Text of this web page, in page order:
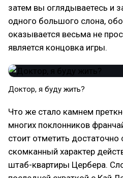
затем вы оглядываетесь и
одного большого слона,
оказывается весьма не
является концовка игры.
Доктор, я буду жить?
Что же стало камнем
многих поклонников
стоит отметить достаточно
скомканный характер
штаб-квартиры Цербера.